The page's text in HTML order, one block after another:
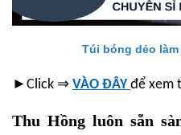
Túi bóng dẻo
► Click ⇒ VÀO ĐÂYđể xem
Thu Hồng luôn sẵn